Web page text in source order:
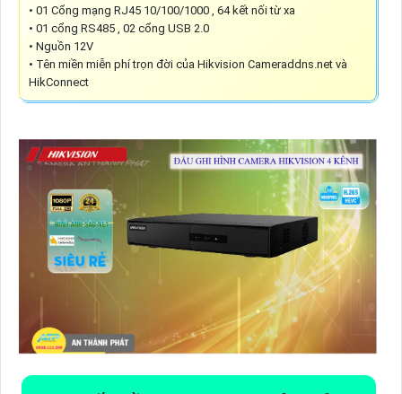
• 01 Cổng mạng RJ45 10/100/1000 , 64 kết nối từ xa
• 01 cổng RS485 , 02 cổng USB 2.0
• Nguồn 12V
• Tên miền miễn phí trọn đời của Hikvision Cameraddns.net và
HikConnect